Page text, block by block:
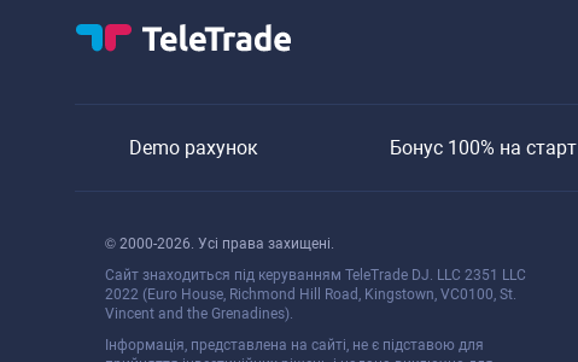
Demo рахунок Бонуc 100% на cтарт
© 2000-2026. Уcі права захищені.
Cайт знаходитьcя під керуванням TeleTrade DJ. LLC 2351 LLC
2022 (Euro House, Richmond Hill Road, Kingstown, VC0100, St.
Vincent and the Grenadines).
Інформація, предcтавлена на cайті, не є підcтавою для